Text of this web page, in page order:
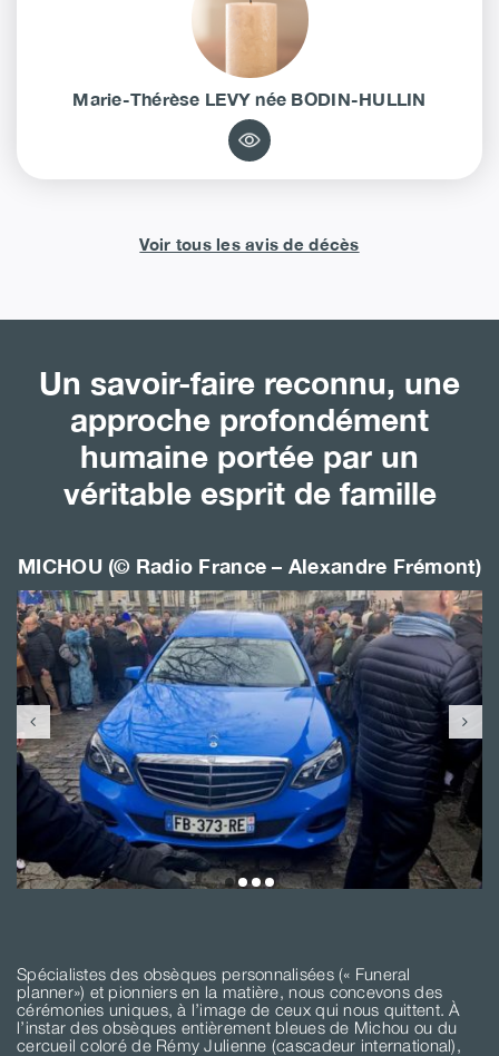
Marie-Thérèse LEVY née BODIN-HULLIN
Voir tous les avis de décès
Un savoir-faire reconnu, une
approche profondément
humaine portée par un
véritable esprit de famille
MICHOU (© Radio France – Alexandre Frémont)
Spécialistes des obsèques personnalisées (« Funeral
planner») et pionniers en la matière, nous concevons des
cérémonies uniques, à l’image de ceux qui nous quittent. À
l’instar des obsèques entièrement bleues de Michou ou du
cercueil coloré de Rémy Julienne (cascadeur international),